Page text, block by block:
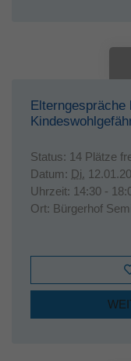
Elterngespräche
Status: 14 Plätze
Datum: Di.
Uhrzeit: 14:30 -
Ort: Bürgerhof